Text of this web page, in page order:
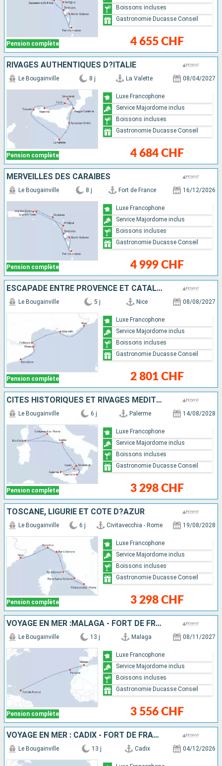
Pension complète 4 655 CHF
Boissons incluses
Gastronomie Ducasse Conseil
RIVAGES AUTHENTIQUES D?ITALIE
Pension complète
Le Bougainville 8 j La Valette 08/04/2027
4 684 CHF
Luxe Francophone
Service Majordome inclus
Boissons incluses
Gastronomie Ducasse Conseil
MERVEILLES DES CARAÏBES
Pension complète
Le Bougainville 8 j Fort de France 16/12/2026
4 999 CHF
Luxe Francophone
Service Majordome inclus
Boissons incluses
Gastronomie Ducasse Conseil
ESCAPADE ENTRE PROVENCE ET CATALOGNE
Pension complète
Le Bougainville 5 j Nice 08/08/2027
2 801 CHF
Luxe Francophone
Service Majordome inclus
Boissons incluses
Gastronomie Ducasse Conseil
CITÉS HISTORIQUES ET RIVAGES MÉDITERRANÉENS
Pension complète
Le Bougainville 6 j Palerme 14/08/2028
3 298 CHF
Luxe Francophone
Service Majordome inclus
Boissons incluses
Gastronomie Ducasse Conseil
TOSCANE, LIGURIE ET CÔTE D?AZUR
Pension complète
Le Bougainville 6 j Civitavecchia - Rome 19/08/2028
3 298 CHF
Luxe Francophone
Service Majordome inclus
Boissons incluses
Gastronomie Ducasse Conseil
VOYAGE EN MER :MALAGA - FORT DE FRANCE
Pension complète
Le Bougainville 13 j Malaga 08/11/2027
3 556 CHF
Luxe Francophone
Service Majordome inclus
Boissons incluses
Gastronomie Ducasse Conseil
VOYAGE EN MER : CADIX - FORT DE FRANCE
Le Bougainville 13 j Cadix 04/12/2026